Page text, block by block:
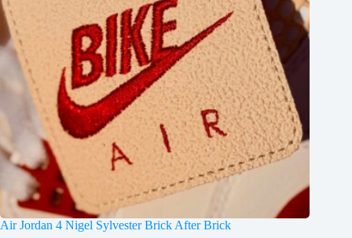
Air Jordan 4 Nigel Sylvester Brick After Brick